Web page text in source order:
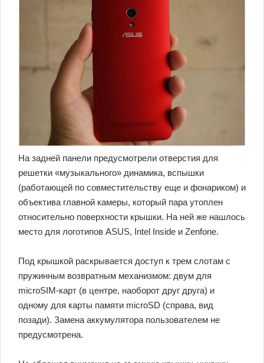
На задней панели предусмотрели отверстия для
решетки «музыкального» динамика, вспышки
(работающей по совместительству еще и фонариком) и
объектива главной камеры, который пара утоплен
относительно поверхности крышки. На ней же нашлось
место для логотипов ASUS, Intel Inside и Zenfone.
Под крышкой раскрывается доступ к трем слотам с
пружинным возвратным механизмом: двум для
microSIM-карт (в центре, наоборот друг друга) и
одному для карты памяти microSD (справа, вид
позади). Замена аккумулятора пользователем не
предусмотрена.